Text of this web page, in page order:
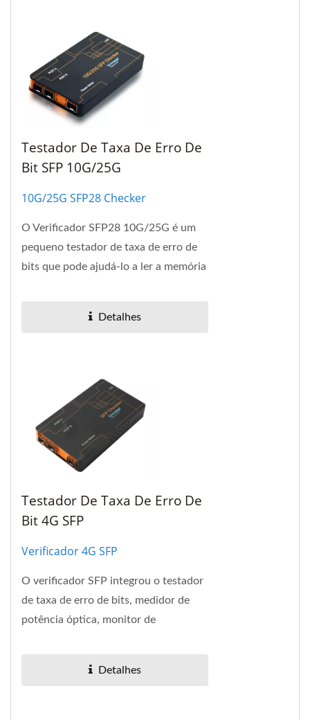
Testador De Taxa De Erro De
Bit SFP 10G/25G
10G/25G SFP28 Checker
O Verificador SFP28 10G/25G é um
pequeno testador de taxa de erro de
bits que pode ajudá-lo a ler a memória
Detalhes
Testador De Taxa De Erro De
Bit 4G SFP
Verificador 4G SFP
O verificador SFP integrou o testador
de taxa de erro de bits, medidor de
potência óptica, monitor de
Detalhes